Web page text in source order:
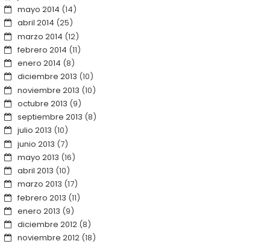
mayo 2014 (14)
abril 2014 (25)
marzo 2014 (12)
febrero 2014 (11)
enero 2014 (8)
diciembre 2013 (10)
noviembre 2013 (10)
octubre 2013 (9)
septiembre 2013 (8)
julio 2013 (10)
junio 2013 (7)
mayo 2013 (16)
abril 2013 (10)
marzo 2013 (17)
febrero 2013 (11)
enero 2013 (9)
diciembre 2012(8)
noviembre 2012(18)